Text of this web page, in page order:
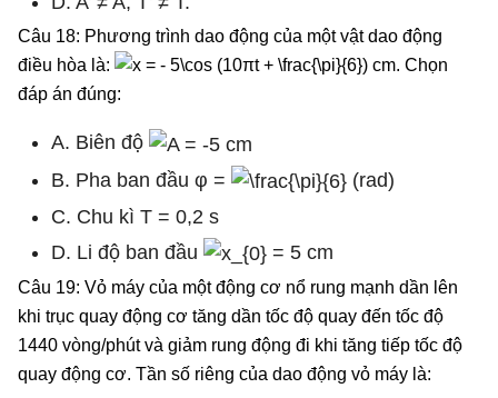
Câu 18: Phương trình dao động của một vật dao động
điều hòa là:
. Chọn
đáp án đúng:
A. Biên độ
B. Pha ban đầu φ =
(rad)
C. Chu kì T = 0,2 s
D. Li độ ban đầu
= 5 cm
Câu 19: Vỏ máy của một động cơ nổ rung mạnh dần lên
khi trục quay động cơ tăng dần tốc độ quay đến tốc độ
1440 vòng/phút và giảm rung động đi khi tăng tiếp tốc độ
quay động cơ. Tần số riêng của dao động vỏ máy là: